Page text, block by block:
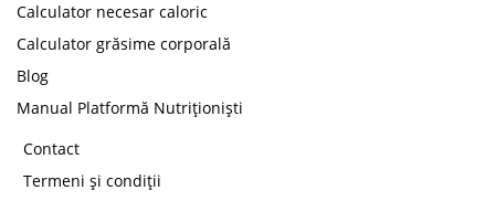
Calculator necesar caloric
Calculator grăsime corporală
Blog
Manual Platformă Nutriționiști
Contact
Termeni și condiții